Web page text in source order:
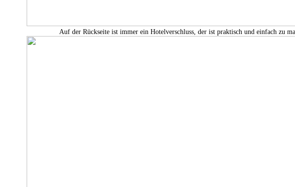
Auf der Rückseite ist immer ein Hotelverschluss, der ist praktisch und einfach zu